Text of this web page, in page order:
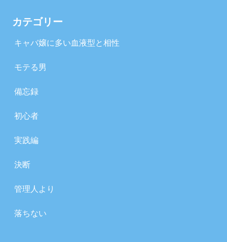
カテゴリー
キャバ嬢に多い血液型と相性
モテる男
備忘録
初心者
実践編
決断
管理人より
落ちない